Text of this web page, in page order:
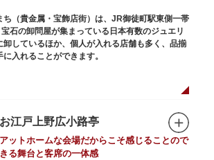
ち（貴金属・宝飾店街）は、JR御徒町駅東側一帯
石の卸問屋が集まっている日本有数のジュエリ
卸しているほか、個人が入れる店舗も多く、品揃
入れることができます。
お江戸上野広小路亭
アットホームな会場だからこそ感じることので
きる舞台と客席の一体感